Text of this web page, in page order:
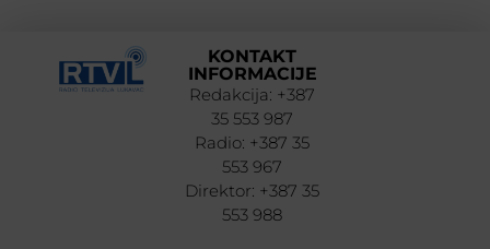
KONTAKT
INFORMACIJE
Redakcija: +387
35 553 987
Radio: +387 35
553 967
Direktor: +387 35
553 988